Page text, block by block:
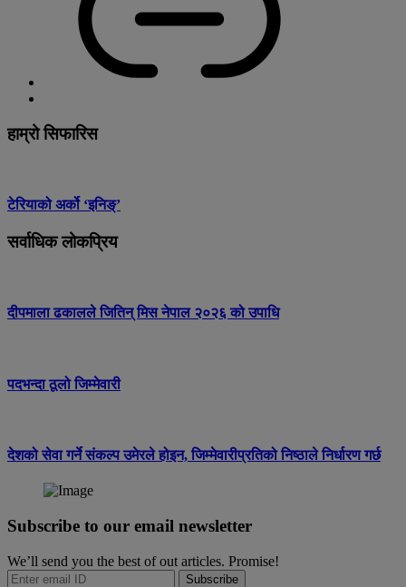
हाम्रो सिफारिस
टेरियाको अर्को ‘इनिङ्’
सर्वाधिक लोकप्रिय
दीपमाला ढकालले जितिन् मिस नेपाल २०२६ को उपाधि
पदभन्दा ठूलो जिम्मेवारी
देशको सेवा गर्ने संकल्प उमेरले होइन, जिम्मेवारीप्रतिको निष्ठाले निर्धारण गर्छ
Subscribe to our email newsletter
We’ll send you the best of out articles. Promise!
Subscribe